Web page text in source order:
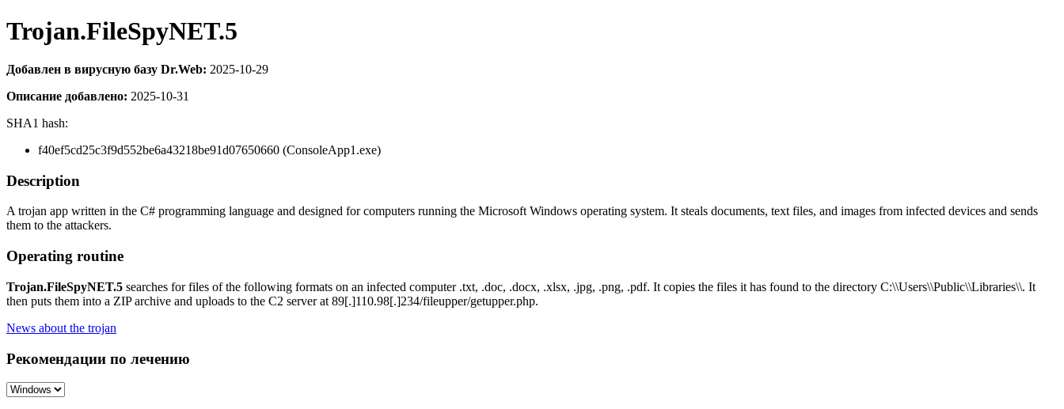
Trojan.FileSpyNET.5
Добавлен в вирусную базу Dr.Web: 2025-10-29
Описание добавлено: 2025-10-31
SHA1 hash:
f40ef5cd25c3f9d552be6a43218be91d07650660 (ConsoleApp1.exe)
Description
A trojan app written in the C# programming language and designed for computers running the Microsoft Windows operating system. It steals documents, text files, and images from infected devices and sends
them to the attackers.
Operating routine
Trojan.FileSpyNET.5 searches for files of the following formats on an infected computer .txt, .doc, .docx, .xlsx, .jpg, .png, .pdf. It copies the files it has found to the directory C:\\Users\\Public\\Libraries\\. It
then puts them into a ZIP archive and uploads to the C2 server at 89[.]110.98[.]234/fileupper/getupper.php.
News about the trojan
Рекомендации по лечению